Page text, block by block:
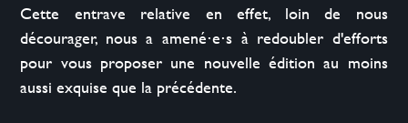
Cette entrave relative en effet, loin de nous
décourager, nous a amené⋅e⋅s à redoubler d'efforts
pour vous proposer une nouvelle édition au moins
aussi exquise que la précédente.